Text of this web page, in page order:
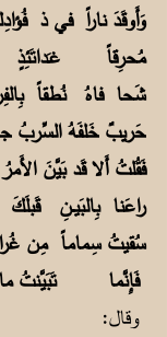
وَأَوقَدَ ناراً في ذ
مُحرِقاً غـَداتَئِذٍ
شَحا فاهُ نُطقاً
حَريبٌ خَلفَهُ السِّربُ
فَقُلتُ أَلا قَد بَيَّنَ
راعَنا بِالبَيــنِ
سُقيتُ سِماماً مِن
فَإِنَّما تَبَيَّنتُ ما
وقال: